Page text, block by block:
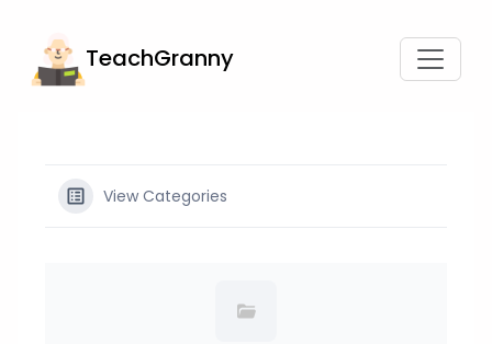
TeachGranny
View Categories